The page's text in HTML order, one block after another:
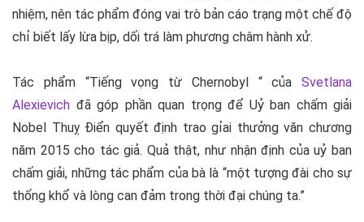
nhiệm, nên tác phẩm đóng vai trò bản cáo trạng một chế độ
chỉ biết lấy lừa bịp, dối trá làm phương châm hành xử.
Tác phẩm “Tiếng vọng từ Chernobyl“ của Svetlana
Alexievich đã góp phần quan trọng để Uỷ ban chấm giải
Nobel Thuỵ Điển quyết định trao gỉai thưởng văn chương
năm 2015 cho tác giả. Quả thật, như nhận định của uỷ ban
chấm giải, những tác phẩm của bà là “một tượng đài cho sự
thống khổ và lòng can đảm trong thời đại chúng ta.”